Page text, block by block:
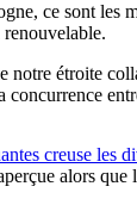
ce sont les
notre étroite
creuse les
alors